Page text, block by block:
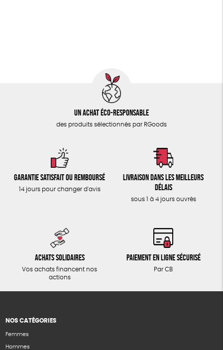
Un achat éco-responsable
des produits sélectionnés par RGoods
Garantie satisfait ou remboursé
14 jours pour changer d'avis
Livraison dans les meilleurs
délais
sous 1 à 4 jours ouvrés
Achats solidaires
Vos achats financent nos
actions
Paiement en ligne sécurisé
Par CB
NOS CATÉGORIES
Femmes
Hommes